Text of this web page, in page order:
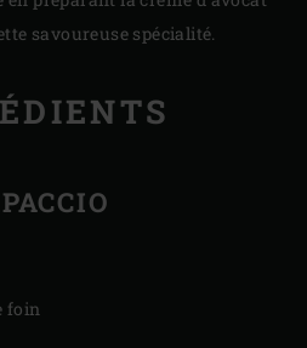
savoureuse spécialité.
foin